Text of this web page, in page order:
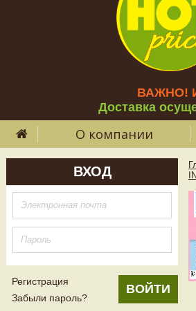
ВАЖНО!
Доставка
О компании
ВХОД
Регистрация
Забыли пароль?